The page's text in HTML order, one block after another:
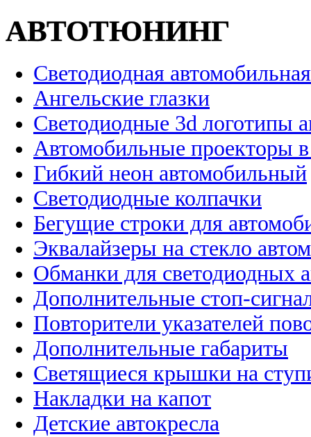
АВТОТЮНИНГ
Светодиодная
Ангельские глазки
Светодиодные 3d логотипы
Автомобильные проекторы
Гибкий неон автомобильный
Светодиодные колпачки
Бегущие строки для
Эквалайзеры на стекло
Обманки для светодиодных
Дополнительные стоп-
Повторители указателей
Дополнительные габариты
Светящиеся крышки на
Накладки на капот
Детские автокресла